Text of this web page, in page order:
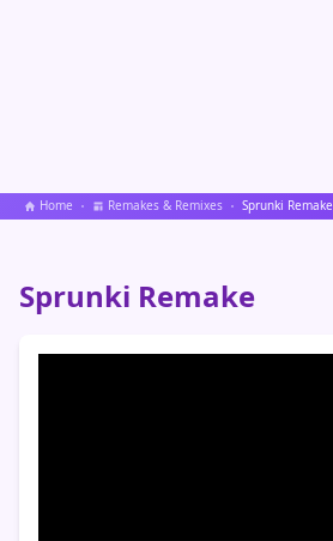
Home Remakes & Remixes Sprunki Remake
Sprunki Remake